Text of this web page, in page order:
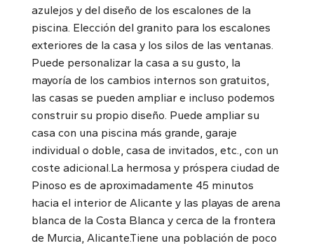
azulejos y del diseño de los escalones de la
piscina. Elección del granito para los escalones
exteriores de la casa y los silos de las ventanas.
Puede personalizar la casa a su gusto, la
mayoría de los cambios internos son gratuitos,
las casas se pueden ampliar e incluso podemos
construir su propio diseño. Puede ampliar su
casa con una piscina más grande, garaje
individual o doble, casa de invitados, etc., con un
coste adicional.La hermosa y próspera ciudad de
Pinoso es de aproximadamente 45 minutos
hacia el interior de Alicante y las playas de arena
blanca de la Costa Blanca y cerca de la frontera
de Murcia, Alicante.Tiene una población de poco